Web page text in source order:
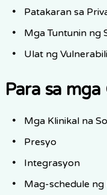
Patakaran sa
Mga Tuntunin ng
Ulat ng
Para sa
Mga Klinikal na
Presyo
Integrasyon
Mag-schedule ng